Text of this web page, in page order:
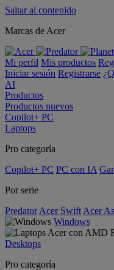
Saltar al contenido
Marcas de Acer
Mi perfil Mis productos
Iniciar sesión Registrarse
AI
Productos
Productos nuevos
Copilot+ PC
Laptops
Pro categoría
Copilot+ PC PC con IA
Por serie
Predator Acer Swift Acer
Windows
Desktops
Pro categoría